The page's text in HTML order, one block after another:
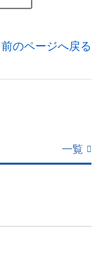
前のページへ戻る
一覧